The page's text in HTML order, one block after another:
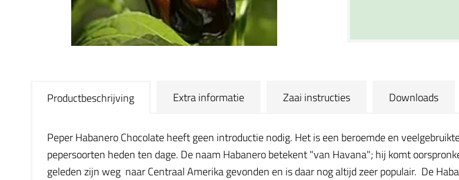
Productbeschrijving Extra informatie Zaai instructies Downloads
Peper Habanero Chocolate heeft geen introductie nodig. Het is een beroemde en
pepersoorten heden ten dage. De naam Habanero betekent "van Havana"; hij komt
geleden zijn weg naar Centraal Amerika gevonden en is daar nog altijd zeer populair. De